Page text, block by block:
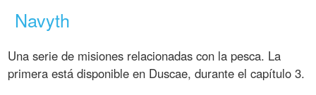
Navyth
Una serie de misiones relacionadas con la pesca. La
primera está disponible en Duscae, durante el capítulo 3.